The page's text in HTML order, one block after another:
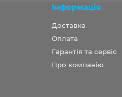
Інформація
Доставка
Оплата
Гарантія та сервіс
Про компанію